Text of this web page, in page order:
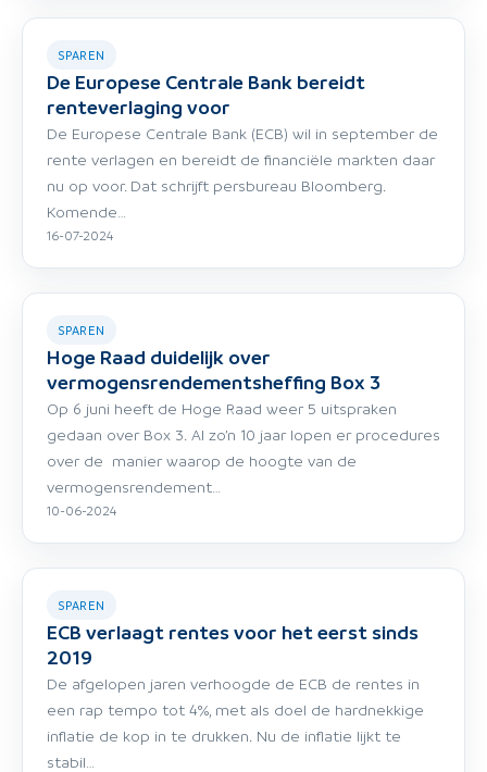
SPAREN
De Europese Centrale Bank bereidt
renteverlaging voor
De Europese Centrale Bank (ECB) wil in september de
rente verlagen en bereidt de financiële markten daar
nu op voor. Dat schrijft persbureau Bloomberg.
Komende…
16-07-2024
SPAREN
Hoge Raad duidelijk over
vermogensrendementsheffing Box 3
Op 6 juni heeft de Hoge Raad weer 5 uitspraken
gedaan over Box 3. Al zo’n 10 jaar lopen er procedures
over de manier waarop de hoogte van de
vermogensrendement…
10-06-2024
SPAREN
ECB verlaagt rentes voor het eerst sinds
2019
De afgelopen jaren verhoogde de ECB de rentes in
een rap tempo tot 4%, met als doel de hardnekkige
inflatie de kop in te drukken. Nu de inflatie lijkt te
stabil…